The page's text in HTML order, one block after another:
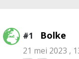
#1 Bolke
21 mei 2023 ,